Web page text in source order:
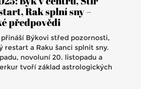
Rak splní sny –
předpovědi
Býkovi střed pozornosti,
restart a Raku šanci splnit sny.
novoluní 20. listopadu a
tvoří základ astrologických